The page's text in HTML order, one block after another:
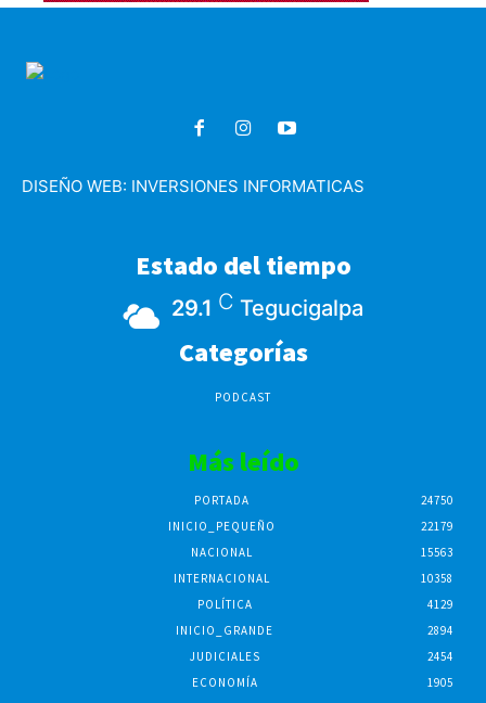
DISEÑO WEB: INVERSIONES INFORMATICAS
Estado del tiempo
29.1 C Tegucigalpa
Categorías
PODCAST
Más leído
PORTADA
24750
INICIO_PEQUEÑO
22179
NACIONAL
15563
INTERNACIONAL
10358
POLÍTICA
4129
INICIO_GRANDE
2894
JUDICIALES
2454
ECONOMÍA
1905